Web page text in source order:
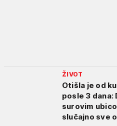
ŽIVOT
Otišla je od
posle 3 dana:
surovim
slučajno sve